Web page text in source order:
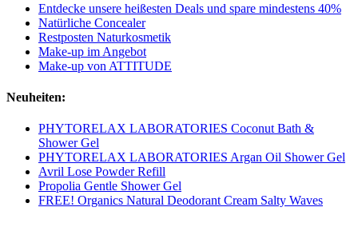
Entdecke unsere heißesten Deals und spare mindestens 40%
Natürliche Concealer
Restposten Naturkosmetik
Make-up im Angebot
Make-up von ATTITUDE
Neuheiten:
PHYTORELAX LABORATORIES Coconut Bath &
Shower Gel
PHYTORELAX LABORATORIES Argan Oil Shower Gel
Avril Lose Powder Refill
Propolia Gentle Shower Gel
FREE! Organics Natural Deodorant Cream Salty Waves